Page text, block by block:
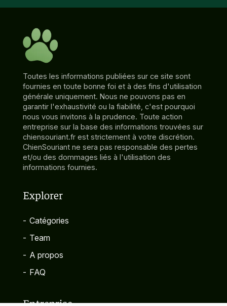
Toutes les informations publiées sur ce site sont
fournies en toute bonne foi et à des fins d'utilisation
générale uniquement. Nous ne pouvons pas en
garantir l'exhaustivité ou la fiabilité, c'est pourquoi
nous vous invitons à la prudence. Toute action
entreprise sur la base des informations trouvées sur
chiensouriant.fr est strictement à votre discrétion.
ChienSouriant ne sera pas responsable des pertes
et/ou des dommages liés à l'utilisation des
informations fournies.
Explorer
- Catégories
- Team
- A propos
- FAQ